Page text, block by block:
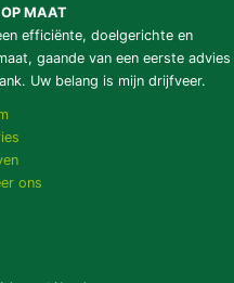
MAAT
efficiënte, doelgerichte en
gaande van een eerste advies
Uw belang is mijn drijfveer.
ons